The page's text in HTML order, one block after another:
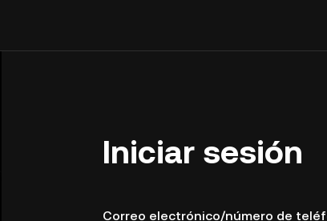
Iniciar sesión
Correo electrónico/número de